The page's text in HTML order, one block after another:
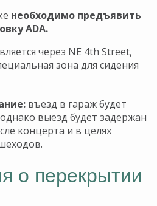
необходимо предъявить
ADA.
через NE 4th Street,
зона для сидения
въезд в гараж будет
выезд будет задержан
концерта и в целях
о перекрытии